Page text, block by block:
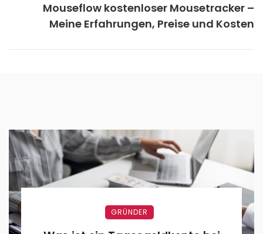
Mouseflow kostenloser Mousetracker –
Meine Erfahrungen, Preise und Kosten
GRÜNDER